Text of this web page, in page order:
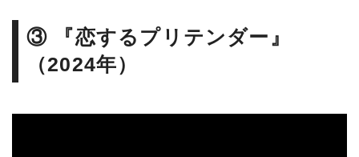
③ 『恋するプリテンダー』
（2024年）